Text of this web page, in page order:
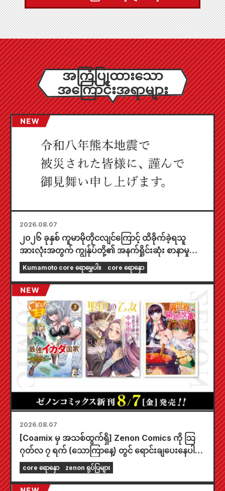
အကြံပြုထားသော
အကြောင်းအရာများ
2026.08.07
၂၀၂၆ ခုနှစ် ကူမာမိုတိုငလျင်ကြောင့် ထိခိုက်ခဲ့ရသူ
အားလုံးအတွက် ကျွန်ုပ်တို့၏ အနက်ရှိုင်းဆုံး စာနာမှုကို
ဖော်ပြအပ်ပါသည်။
Kumamoto core ရောမွှေပါ။ core ရောနှော
2026.08.07
[Coamix မှ အသစ်ထွက်ရှိ] Zenon Comics ကို သြ
ဂုတ်လ ၇ ရက် (သောကြာနေ့) တွင် ရောင်းချပေးနေပါ
ပြီ။
core ရောနှော zenon ရုပ်ပြများ